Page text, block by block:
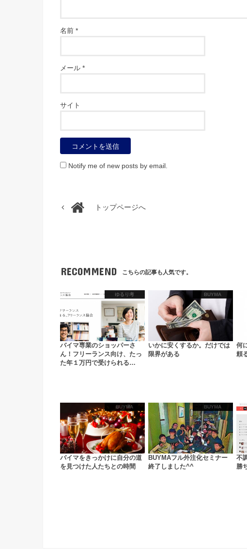
名前 *
メール *
サイト
Notify me of new posts by email.
トップページへ
RECOMMEND こちらの記事も人気です。
ゆるり考
バイマ専業のショッパーさ
ん！フリーランス向け、たっ
た年１万円で受けられる…
BUYMA
いかに安くするか。だけでは
限界がある
何
頼
BUYMA
バイマをきっかけに自分の道
を見つけた人たちとの時間
BUYMA
BUYMAフル外注化セミナー
終了しました^^
不
勝